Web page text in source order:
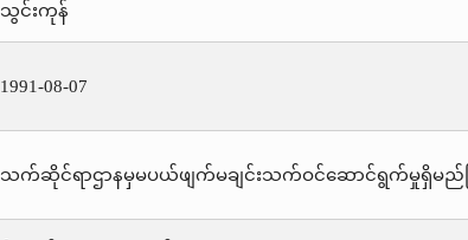
သွင်းကုန်
1991-08-07
သက်ဆိုင်ရာဌာနမှမပယ်ဖျက်မချင်းသက်ဝင်ဆောင်ရွက်မှုရှိမည်